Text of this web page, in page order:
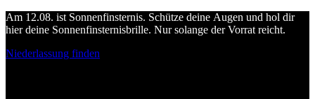
Am 12.08. ist Sonnenfinsternis. Schütze deine Augen und hol dir
hier deine Sonnenfinsternisbrille. Nur solange der Vorrat reicht.
Niederlassung finden